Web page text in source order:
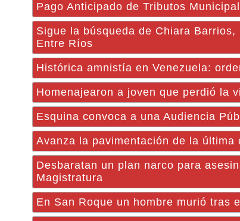
Pago Anticipado de Tributos
Sigue la búsqueda de Chiara
Entre Ríos
Histórica amnistía en Venezuela:
Homenajearon a joven que perdió la
Esquina convoca a una Audiencia
Avanza la pavimentación de la última
Desbaratan un plan narco para
Magistratura
En San Roque un hombre murió tras